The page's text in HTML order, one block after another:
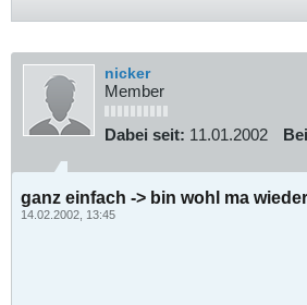
nicker
Member
Dabei seit: 11.01.2002
ganz einfach -> bin wohl ma
14.02.2002, 13:45